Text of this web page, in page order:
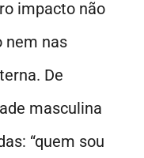
impacto não
nem nas
De
masculina
“quem sou